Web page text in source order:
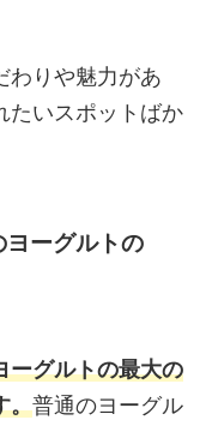
わりや魅力があ
たいスポットばか
ヨーグルトの
ーグルトの最大の
。普通のヨーグル